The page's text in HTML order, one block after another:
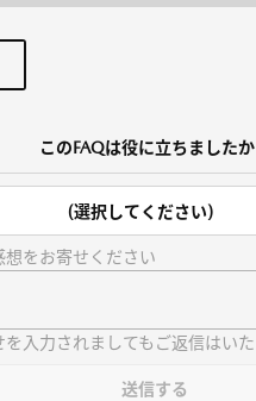
このFAQは役に立ちましたか
(選択してください)
想をお寄せください
を入力されましてもご返信はい
送信する